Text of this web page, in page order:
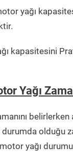
yağı
kapasitesini
Yağı
durumda
yağı